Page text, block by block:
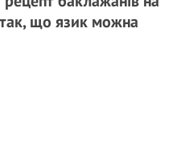
що язик можна